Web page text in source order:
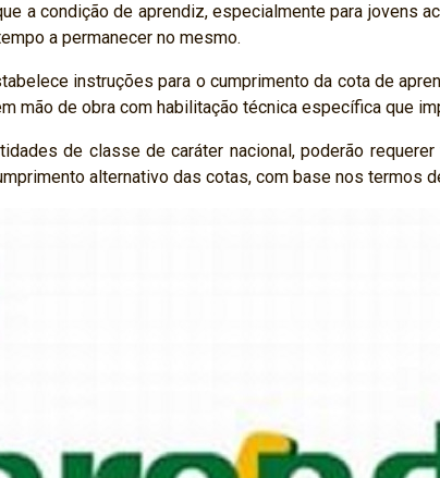
a condição de aprendiz, especialmente para jovens
a permanecer no mesmo.
instruções para o cumprimento da cota de
mão de obra com habilitação técnica específica que
de classe de caráter nacional, poderão
alternativo das cotas, com base nos termos